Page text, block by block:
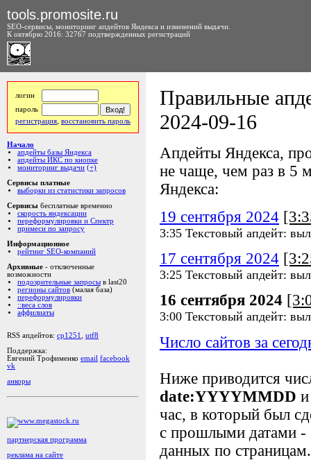
tools.promosite.ru
SEO-сервисы, мониторинг апдейтов Яндекса и изменений выдачи.
К октябрю 2016: 32767 подтвержденных регистраций
логин
пароль
регистрация восстановить пароль
Начало
апдейты базы Яндекса
апдейты ИКС по кнопке
мониторинг выдачи (+)
Сервисы платные
выборки из статистики запросов
Сервисы бесплатные временно
скорость яндексации
переформулировки и Спектр
примеси по запросу
Информационное
рейтинг SEO-компаний
Архивные - отключенные
возможности
подозрительные запросы в last20
регионы сайтов (малая база)
переформулировки
::веса слов
аффилиаты
RSS апдейтов: cp1251
utf8
Поддержка:
Евгений Трофименко email facebook
vk
анкоры
партнерская программа
реклама на сайте
Правильные
2024-09-16
Апдейты Яндекса,
не чаще, чем раз в 5
Яндекса:
19 сентября 2024
3:35 Текстовый апдейт:
17 сентября 2024
3:25 Текстовый апдейт:
16 сентября 2024
3:00 Текстовый апдейт:
Число сайтов за
Ниже приводится
date:YYYYMMDD
час, в который был
с прошлыми датами -
данных по страницам.